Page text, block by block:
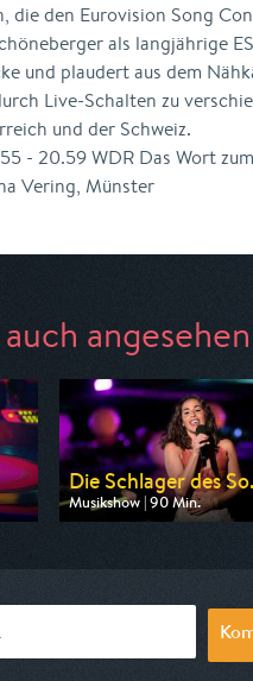
die den Eurovision Song
als langjährige
und plaudert aus dem
Live-Schalten zu
und der Schweiz.
- 20.59 WDR Das Wort
Vering, Münster
angesehen
Die Schlager des
Musikshow | 90 Min.
Ausgestrahlt von MDR